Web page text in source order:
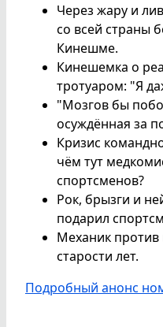
Через жару и
со всей страны
Кинешме.
Кинешемка о
тротуаром: "Я
"Мозгов бы
осуждённая за
Кризис
чём тут
спортсменов?
Рок, брызги и
подарил
Механик
старости лет.
Подробный анонс